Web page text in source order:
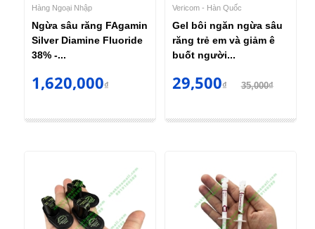
Hàng Ngoại Nhập
Ngừa sâu răng FAgamin
Silver Diamine Fluoride
38% -...
1,620,000₫
Vericom - Hàn Quốc
Gel bôi ngăn ngừa sâu
răng trẻ em và giảm ê
buốt người...
29,500₫35,000₫